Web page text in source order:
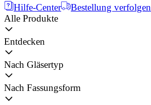
Hilfe-Center
Bestellung verfolgen
Alle Produkte
Entdecken
Nach Gläsertyp
Nach Fassungsform